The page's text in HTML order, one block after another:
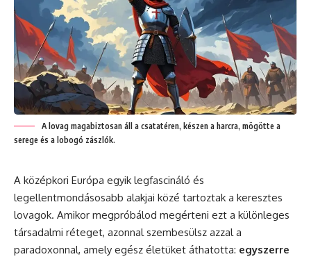
A lovag magabiztosan áll a csatatéren, készen a harcra, mögötte a
serege és a lobogó zászlók.
A középkori Európa egyik legfascináló és
legellentmondásosabb alakjai közé tartoztak a keresztes
lovagok. Amikor megpróbálod megérteni ezt a különleges
társadalmi réteget, azonnal szembesülsz azzal a
paradoxonnal, amely egész életüket áthatotta: egyszerre